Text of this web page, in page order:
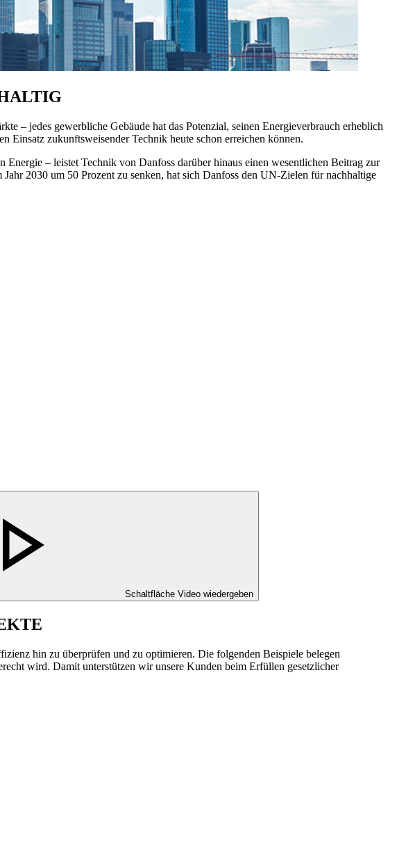
– jedes gewerbliche Gebäude hat das Potenzial, seinen Energieverbrauch erheblich
Einsatz zukunftsweisender Technik heute schon erreichen können.
– leistet Technik von Danfoss darüber hinaus einen wesentlichen Beitrag zur
Jahr 2030 um 50 Prozent zu senken, hat sich Danfoss den UN-Zielen für nachhaltige
Schaltfläche Video wiedergeben
hin zu überprüfen und zu optimieren. Die folgenden Beispiele belegen
wird. Damit unterstützen wir unsere Kunden beim Erfüllen gesetzlicher